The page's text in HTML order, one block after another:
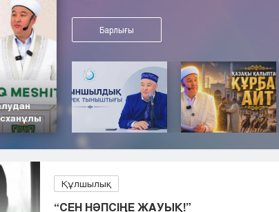
Барлығы
Құлшылық
“СЕН НӘПСІҢЕ ЖАУЫҚ!”